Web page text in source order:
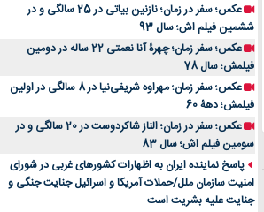
عکس؛ سفر در زمان؛ نازنین بیاتی در 25 سالگی و در
ششمین فیلم اش؛ سال 93
عکس؛ سفر زمان؛ چهرۀ آنا نعمتی 22 ساله در دومین
فیلمش؛ سال 78
عکس؛ سفر زمان؛ مهراوه شریفی‌نیا در 8 سالگی در اولین
فیلمش؛ دهۀ 60
عکس؛ سفر در زمان؛ الناز شاکردوست در 20 سالگی و در
سومین فیلم اش؛ سال 83
پاسخ نماینده ایران به اظهارات کشورهای غربی در شورای
امنیت سازمان ملل/حملات آمریکا و اسرائیل جنایت جنگی و
جنایت علیه بشریت است